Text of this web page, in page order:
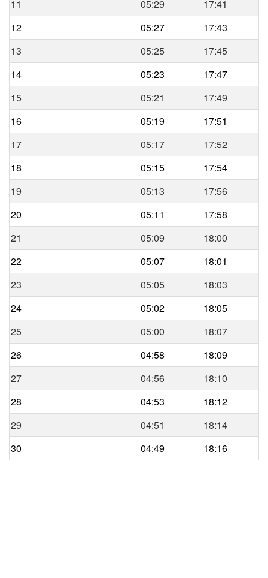
11
05:29
17:41
12
05:27
17:43
13
05:25
17:45
14
05:23
17:47
15
05:21
17:49
16
05:19
17:51
17
05:17
17:52
18
05:15
17:54
19
05:13
17:56
20
05:11
17:58
21
05:09
18:00
22
05:07
18:01
23
05:05
18:03
24
05:02
18:05
25
05:00
18:07
26
04:58
18:09
27
04:56
18:10
28
04:53
18:12
29
04:51
18:14
30
04:49 18:16